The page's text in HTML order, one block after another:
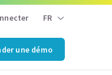
FR
une démo